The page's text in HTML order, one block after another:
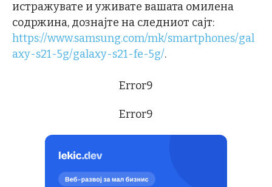
истражувате и уживате вашата омилена
содржина, дознајте на следниот сајт:
https://www.samsung.com/mk/smartphones/gal
axy-s21-5g/galaxy-s21-fe-5g/.
Error9
Error9